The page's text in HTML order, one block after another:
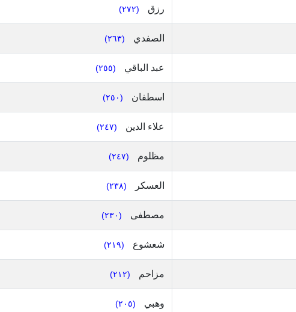
رزق (٢٧٢)
الصفدي (٢٦٣)
عبد الباقي (٢٥٥)
اسطفان (٢٥٠)
علاء الدين (٢٤٧)
مظلوم (٢٤٧)
العسكر (٢٣٨)
مصطفى (٢٣٠)
شعشوع (٢١٩)
مزاحم (٢١٢)
وهبي (٢٠٥)